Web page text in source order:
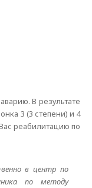
В результате
3 (3 степени) и 4
реабилитацию по
в центр по
по методу